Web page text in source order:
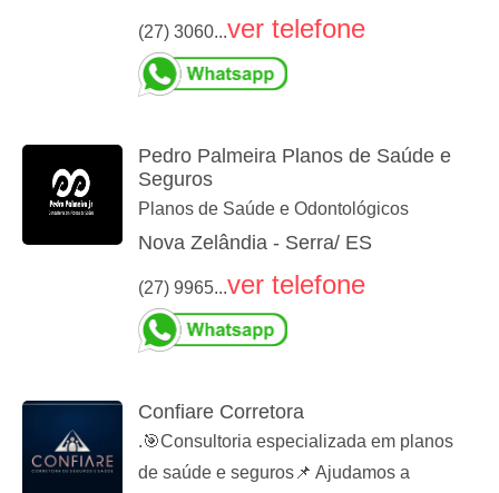
(27) 3060...ver telefone
Pedro Palmeira Planos de Saúde e
Seguros
Planos de Saúde e Odontológicos
Nova Zelândia - Serra/ ES
(27) 9965...ver telefone
Confiare Corretora
.🎯Consultoria especializada em planos
de saúde e seguros📌 Ajudamos a